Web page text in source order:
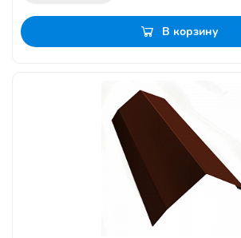
В корзину